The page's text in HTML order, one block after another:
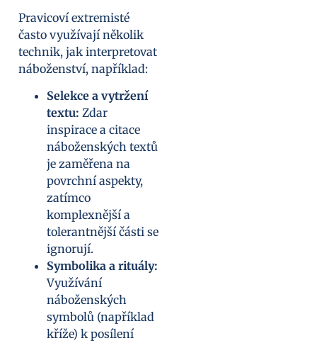
Pravicoví extremisté
často využívají několik
technik, jak interpretovat
náboženství, například:
Selekce a vytržení
textu: Zdar
inspirace a citace
náboženských textů
je zaměřena na
povrchní aspekty,
zatímco
komplexnější a
tolerantnější části se
ignorují.
Symbolika a rituály:
Využívání
náboženských
symbolů (například
kříže) k posílení